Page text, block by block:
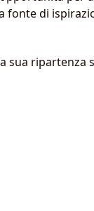
fonte di
sua ripartenza